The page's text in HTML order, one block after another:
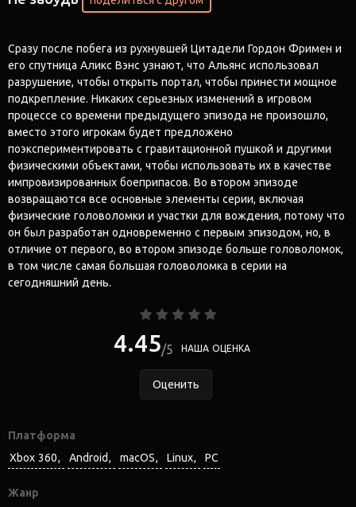
Сразу после побега из рухнувшей Цитадели Гордон Фримен и
его спутница Аликс Вэнс узнают, что Альянс использовал
разрушение, чтобы открыть портал, чтобы принести мощное
подкрепление. Никаких серьезных изменений в игровом
процессе со времени предыдущего эпизода не произошло,
вместо этого игрокам будет предложено
поэкспериментировать с гравитационной пушкой и другими
физическими объектами, чтобы использовать их в качестве
импровизированных боеприпасов. Во втором эпизоде ​​
возвращаются все основные элементы серии, включая
физические головоломки и участки для вождения, потому что
он был разработан одновременно с первым эпизодом, но, в
отличие от первого, во втором эпизоде ​​больше головоломок,
в том числе самая большая головоломка в серии на
сегодняшний день.
4.45 5 НАША ОЦЕНКА
Оценить
Платформа
Xbox 360
Android macOS Linux PC
Жанр